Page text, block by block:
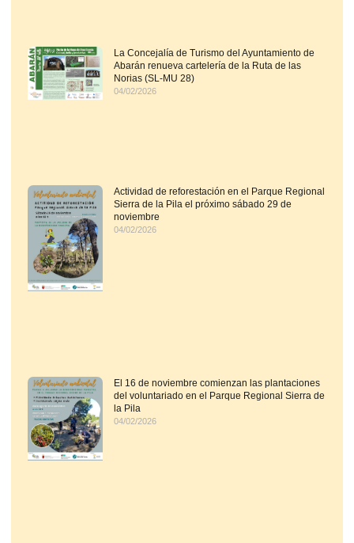
La Concejalía de Turismo del Ayuntamiento de
Abarán renueva cartelería de la Ruta de las
Norias (SL-MU 28)
04/02/2026
Actividad de reforestación en el Parque Regional
Sierra de la Pila el próximo sábado 29 de
noviembre
04/02/2026
El 16 de noviembre comienzan las plantaciones
del voluntariado en el Parque Regional Sierra de
la Pila
04/02/2026